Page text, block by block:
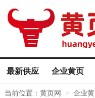
最新供应 企业黄页
当前位置： 黄页网 > 企业